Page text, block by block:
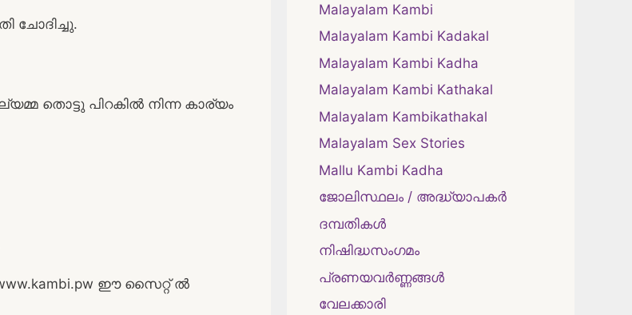
ചോദിച്ചു.
തൊട്ടു പിറകിൽ നിന്ന കാര്യം
ഈ സൈറ്റ് ൽ
Malayalam Kambi
Malayalam Kambi Kadakal
Malayalam Kambi Kadha
Malayalam Kambi Kathakal
Malayalam Kambikathakal
Malayalam Sex Stories
Mallu Kambi Kadha
ജോലിസ്ഥലം / അദ്ധ്യാപകർ
ദമ്പതികള്‍
നിഷിദ്ധസംഗമം
പ്രണയവർണ്ണങ്ങൾ
വേലക്കാരി